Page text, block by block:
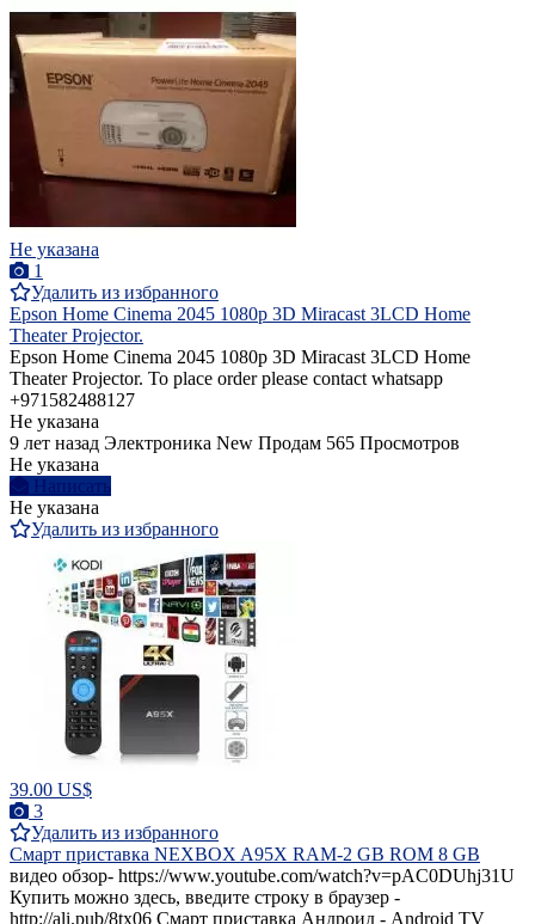
Не указана
1
Удалить из избранного
Epson Home Cinema 2045 1080p 3D Miracast 3LCD Home
Theater Projector.
Epson Home Cinema 2045 1080p 3D Miracast 3LCD Home
Theater Projector. To place order please contact whatsapp
+971582488127
Не указана
9 лет назад Электроника New Продам 565 Просмотров
Не указана
Написать
Не указана
Удалить из избранного
39.00 US$
3
Удалить из избранного
Смарт приставка NEXBOX A95X RAM-2 GB ROM 8 GB
видео обзор- https://www.youtube.com/watch?v=pAC0DUhj31U
Купить можно здесь, введите строку в браузер -
http://ali.pub/8tx06 Смарт приставка Андроид - Android TV